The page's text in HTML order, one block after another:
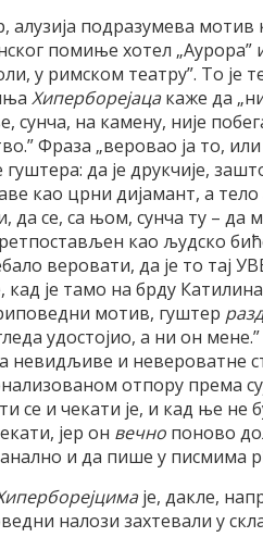
алузија подразумева мотив
помиње хотел „Аурора”
у римском театру”. То је
Хиперборејацакаже да
сунча, на камену, није
Фраза „веровао ја то,
гуштера: да је друкчије,
као црни дијамант, а
да се, са њом, сунча ту – да
као људско
веровати, да је то тај
кад је тамо на брду
мотив, гуштер
удостојио, а ни он
невидљиве и невероватне
отпору према
се и чекати је, и кад ње не
јер он вечно поново
и да пише у писмима
је, дакле,
налози захтевали у